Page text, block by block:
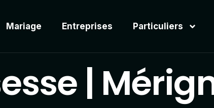
Mariage Entreprises Particuliers
|